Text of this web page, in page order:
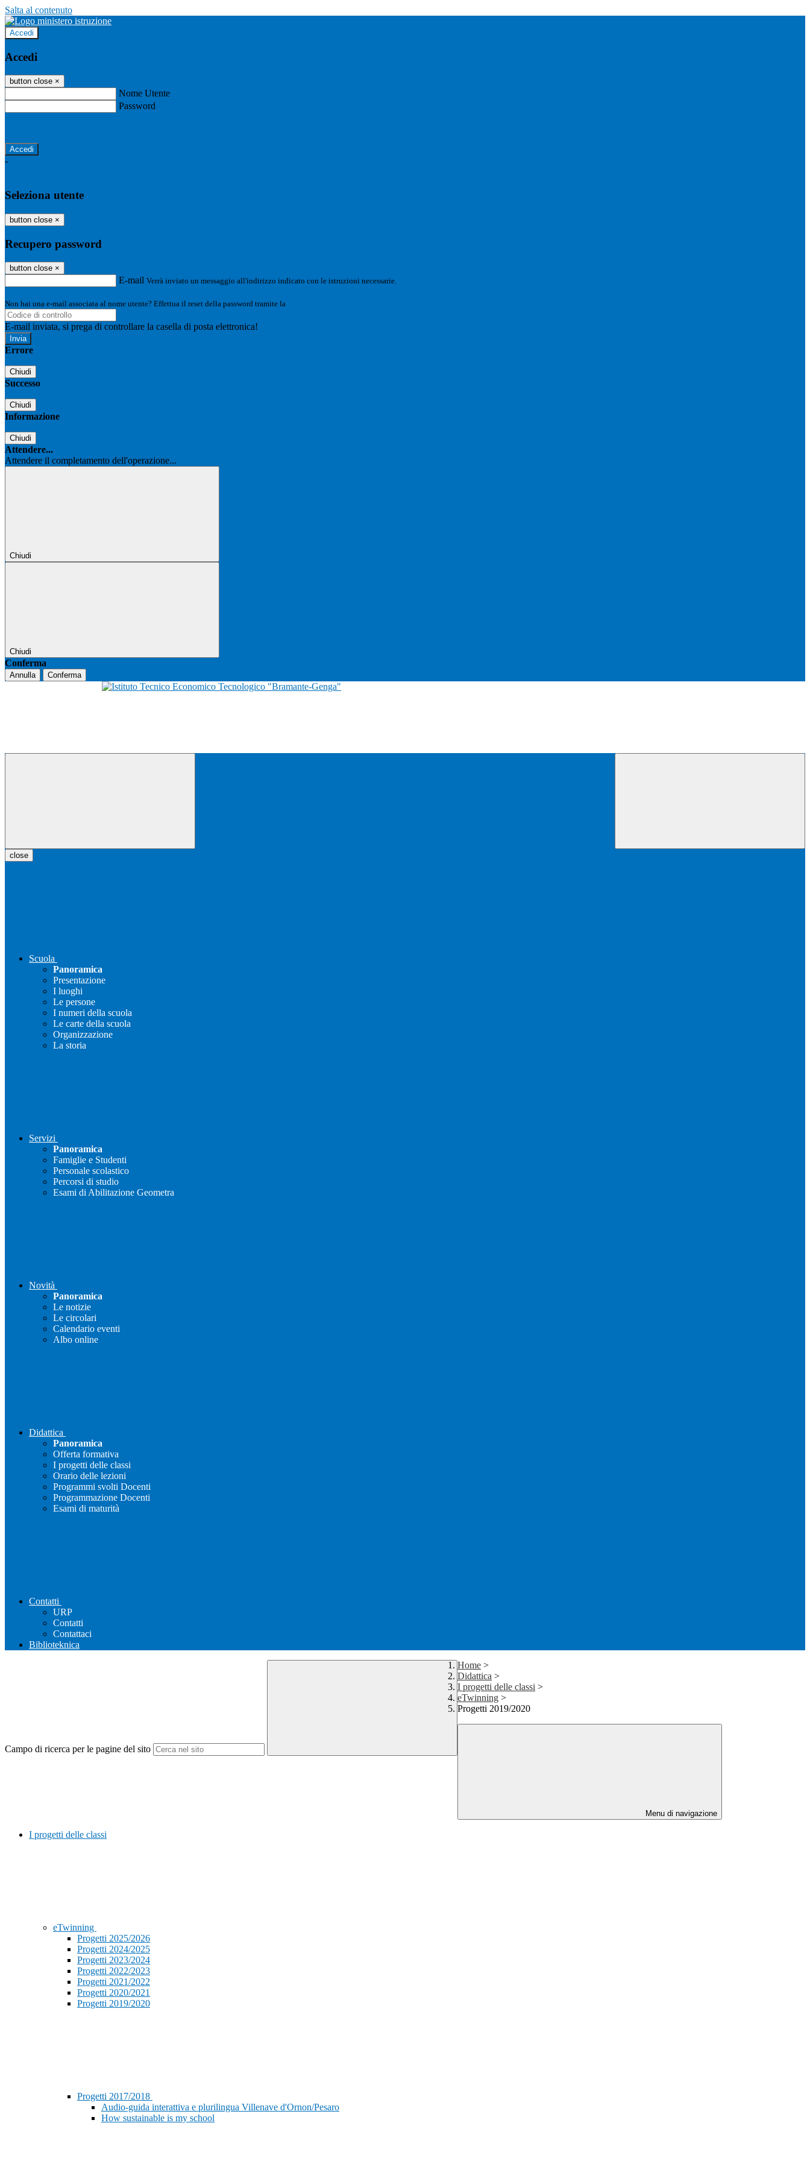
Salta al contenuto
Accedi
Accedi
button close ×
Nome Utente
Password
-
Seleziona utente
button close ×
Recupero password
button close ×
E-mail Verrà inviato un messaggio all'indirizzo indicato con le istruzioni necessarie.
Non hai una e-mail associata al nome utente? Effettua il reset della password tramite la
E-mail inviata, si prega di controllare la casella di posta elettronica!
Errore
Chiudi
Successo
Chiudi
Informazione
Chiudi
Attendere...
Attendere il completamento dell'operazione...
Chiudi
Chiudi
Conferma
Annulla Conferma
close
Scuola
Panoramica
Presentazione
I luoghi
Le persone
I numeri della scuola
Le carte della scuola
Organizzazione
La storia
Servizi
Panoramica
Famiglie e Studenti
Personale scolastico
Percorsi di studio
Esami di Abilitazione Geometra
Novità
Panoramica
Le notizie
Le circolari
Calendario eventi
Albo online
Didattica
Panoramica
Offerta formativa
I progetti delle classi
Orario delle lezioni
Programmi svolti Docenti
Programmazione Docenti
Esami di maturità
Contatti
URP
Contatti
Contattaci
Biblioteknica
Campo di ricerca per le pagine del sito
Home >
Didattica >
I progetti delle classi >
eTwinning >
Progetti 2019/2020
Menu di navigazione
I progetti delle classi
eTwinning
Progetti 2025/2026
Progetti 2024/2025
Progetti 2023/2024
Progetti 2022/2023
Progetti 2021/2022
Progetti 2020/2021
Progetti 2019/2020
Progetti 2017/2018
Audio-guida interattiva e plurilingua Villenave d'Ornon/Pesaro
How sustainable is my school